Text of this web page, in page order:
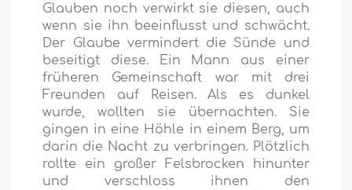
Glauben noch verwirkt sie diesen, auch
wenn sie ihn beeinflusst und schwächt.
Der Glaube vermindert die Sünde und
beseitigt diese. Ein Mann aus einer
früheren Gemeinschaft war mit drei
Freunden auf Reisen. Als es dunkel
wurde, wollten sie übernachten. Sie
gingen in eine Höhle in einem Berg, um
darin die Nacht zu verbringen. Plötzlich
rollte ein großer Felsbrocken hinunter
und verschloss ihnen den